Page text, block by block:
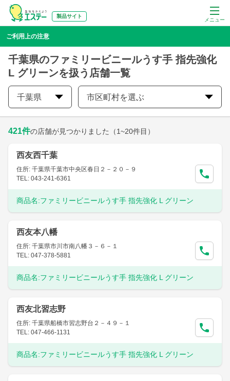
メニュー
製品サイト
ご利用上の注意
千葉県のファミリービニールうす手 指先強化
L グリーンを扱う店舗一覧
千葉県 市区町村を選ぶ
421件の店舗が見つかりました （1~20件目）
西友西千葉
住所: 千葉県千葉市中央区春日２－２０－９
TEL: 043-241-6361
商品名:ファミリービニールうす手 指先強化 L グリーン
西友本八幡
住所: 千葉県市川市南八幡３－６－１
TEL: 047-378-5881
商品名:ファミリービニールうす手 指先強化 L グリーン
西友北習志野
住所: 千葉県船橋市習志野台２－４９－１
TEL: 047-466-1131
商品名:ファミリービニールうす手 指先強化 L グリーン